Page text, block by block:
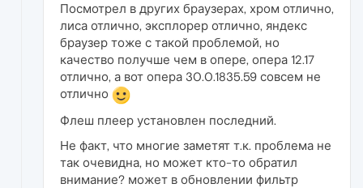
Посмотрел в других браузерах, хром отлично,
лиса отлично, эксплорер отлично, яндекс
браузер тоже с такой проблемой, но
качество получше чем в опере, опера 12.17
отлично, а вот опера 30.0.1835.59 совсем не
отлично
Флеш плеер установлен последний.
Не факт, что многие заметят т.к. проблема не
так очевидна, но может кто-то обратил
внимание? может в обновлении фильтр